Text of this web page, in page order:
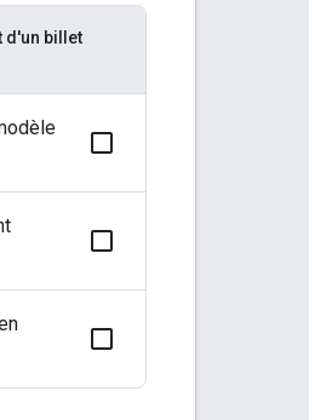
d'un billet